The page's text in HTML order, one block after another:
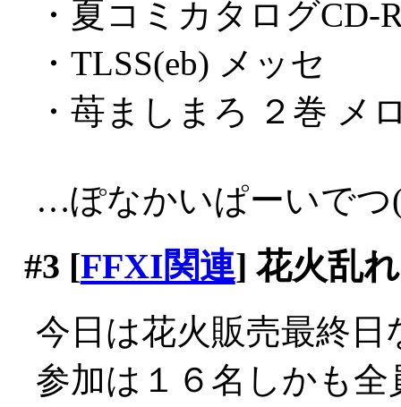
・夏コミカタログ
・TLSS(eb) メッセ
・苺ましまろ ２巻 メ
…ぽなかいぱーいでつ
#3 [FFXI関連] 花火乱
今日は花火販売最終
参加は１６名しかも